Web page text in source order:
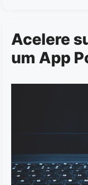
Acelere
um App